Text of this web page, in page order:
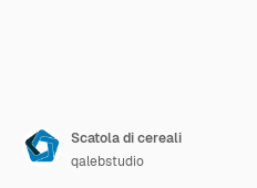
Scatola di cereali
qalebstudio